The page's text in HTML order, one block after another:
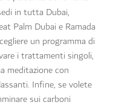
in tutta Dubai,
Palm Dubai e Ramada
un programma di
i trattamenti singoli,
meditazione con
Infine, se volete
sui carboni